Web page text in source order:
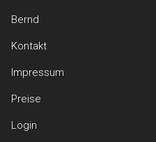
Bernd
Kontakt
Impressum
Preise
Login